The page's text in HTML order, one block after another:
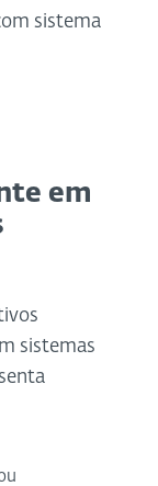
sistema
em
sistemas